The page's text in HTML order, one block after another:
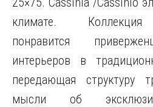
климате. Коллекция
понравится
интерьеров в
передающая структуру
мысли об